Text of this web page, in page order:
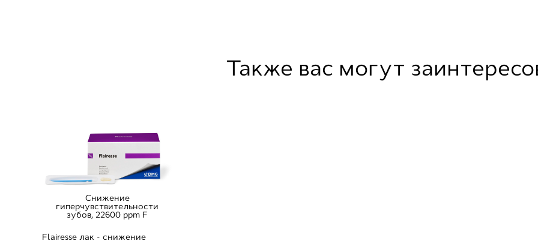
Также вас могут
Снижение
гиперчувствительности
зубов, 22600 ppm F
Flairesse лак - cнижение